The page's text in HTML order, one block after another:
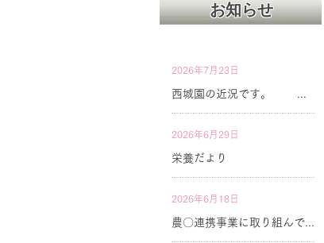
お知らせ
2026年7月23日
2026年6月29日
栄養だより
2026年6月18日
農〇連携事業に取り組んでいます。